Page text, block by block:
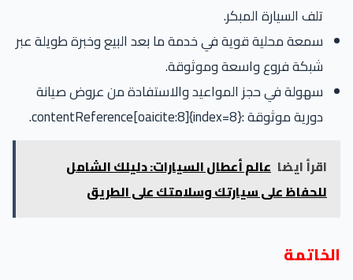
تلف السيارة المبكر.
سمعة محلية قوية في خدمة ما بعد البيع وخبرة طويلة عبر
شبكة فروع واسعة وموثوقة.
سهولة في حجز المواعيد والاستفادة من عروض صيانة
دورية موثوقة :contentReference[oaicite:8]{index=8}.
اقرأ ايضا عالم أعطال السيارات: دليلك الشامل
للحفاظ على سيارتك وسلامتك على الطريق
الخاتمة